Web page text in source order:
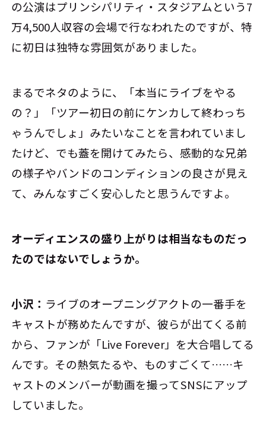
の公演はプリンシパリティ・スタジアムという7
万4,500人収容の会場で行なわれたのですが、特
に初日は独特な雰囲気がありました。
まるでネタのように、「本当にライブをやる
の？」「ツアー初日の前にケンカして終わっち
ゃうんでしょ」みたいなことを言われていまし
たけど、でも蓋を開けてみたら、感動的な兄弟
の様子やバンドのコンディションの良さが見え
て、みんなすごく安心したと思うんですよ。
――オーディエンスの盛り上がりは相当なものだっ
たのではないでしょうか。
小沢： ライブのオープニングアクトの一番手を
キャストが務めたんですが、彼らが出てくる前
から、ファンが「Live Forever」を大合唱してる
んです。その熱気たるや、ものすごくて……キ
ャストのメンバーが動画を撮ってSNSにアップ
していました。